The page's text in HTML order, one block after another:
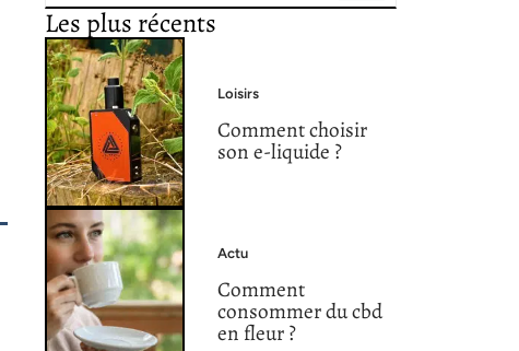
Les plus récents
Loisirs
Comment choisir
son e-liquide ?
Actu
Comment
consommer du cbd
en fleur ?